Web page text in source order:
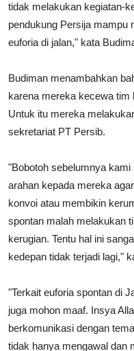
tidak melakukan kegiatan-
pendukung Persija mampu
euforia di jalan," kata
Budiman menambahkan
karena mereka kecewa tim
Untuk itu mereka
sekretariat PT Persib.
"Bobotoh sebelumnya
arahan kepada mereka
konvoi atau membikin
spontan malah melakukan
kerugian. Tentu hal ini
kedepan tidak terjadi lagi,"
"Terkait euforia spontan di
juga mohon maaf. Insya
berkomunikasi dengan
tidak hanya mengawal dan